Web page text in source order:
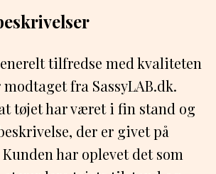
tilfredse med kvaliteten
fra SassyLAB.dk.
tøjet har været i fin stand og
der er givet på
har oplevet det som